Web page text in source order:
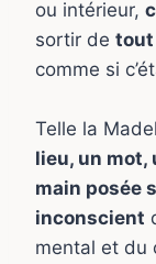
ou intérieur,
sortir de tout
comme si
Telle la
lieu, un mot,
main posée
inconscient
mental et du